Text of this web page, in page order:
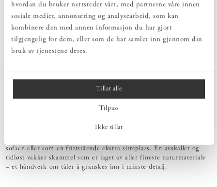
hvordan du bruker nettstedet vårt, med partnerne våre innen
sosiale medier, annonsering og analysearbeid, som kan
kombinere den med annen informasjon du har gjort
tilgjengelig for dem, eller som de har samlet inn gjennom din
bruk av tjenestene deres.
Tillat alle
Tilpass
Ikke tillat
SAMSKAPING & FLEKSIBILITET
Størrelse, tresort og overflatebehandling – design dine Norrgavel-møbler
etter funksjon, rom og smak.
VI ER HER!
Vårt kunnskapsrike kundeserviceteam tilbyr personlig service – før, under
og etter kjøpet.
Mål og form på denne skammelen er hentet fra lenestolen Easy
sofaen eller som en frittstående ekstra sitteplass. En avskallet og
tidløst vakker skammel som er laget av aller fineste naturmateriale
– et håndverk om tåler å granskes inn i minste detalj.